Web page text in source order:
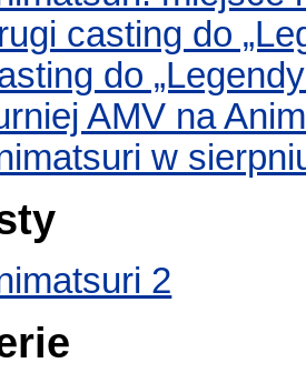
casting do
do
AMV na
w
2